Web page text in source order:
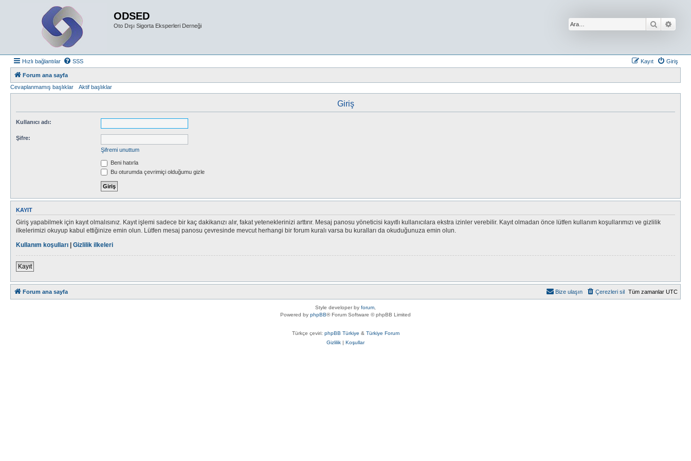
ODSED
Oto Dışı Sigorta Eksperleri Derneği Ara
Hızlı bağlantılar SSS Giriş
Kayıt
Forum ana sayfa
Cevaplanmamış başlıklar
Aktif başlıklar
Giriş
Kullanıcı adı:
Şifre:
Şifremi unuttum
Beni hatırla
Bu oturumda çevrimiçi olduğumu gizle
KAYIT
Giriş yapabilmek için kayıt olmalısınız. Kayıt işlemi sadece bir kaç dakikanızı alır, fakat yeteneklerinizi arttırır. Mesaj panosu yöneticisi kayıtlı kullanıcılara ekstra izinler verebilir. Kayıt olmadan önce lütfen kullanım koşullarımızı ve gizlilik
ilkelerimizi okuyup kabul ettiğinize emin olun. Lütfen mesaj panosu çevresinde mevcut herhangi bir forum kuralı varsa bu kuralları da okuduğunuza emin olun.
Kullanım koşulları | Gizlilik ilkeleri
Kayıt
Forum ana sayfa Tüm zamanlar UTC
Çerezleri sil
Bize ulaşın
Style developer by forum
Powered by phpBB® Forum Software © phpBB Limited
Türkçe çeviri: phpBB Türkiye & Türkiye Forum
Gizlilik | Koşullar